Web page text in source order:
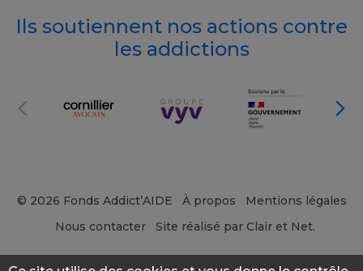
Ils soutiennent nos actions contre
les addictions
© 2026 Fonds Addict’AIDE À propos
Mentions légales
Nous contacter
Site réalisé par Clair et Net.